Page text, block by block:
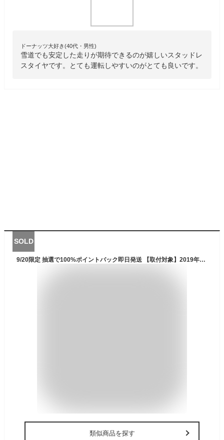
ドーナッツ大好き(40代・男性)
雪道でも安定した走りが期待できるのが嬉しいスタッドレ
スタイヤです。とても運転しやすいのがとても良いです。
SOLD
9/20限定 抽選で100%ポイントバック即日発送 【取付対象】2019年製 215/65R17 99T 17インチ ミシュラン 正規品 エックスアイス XI3 スタッドレスタイヤ 新品1本
類似商品を探す